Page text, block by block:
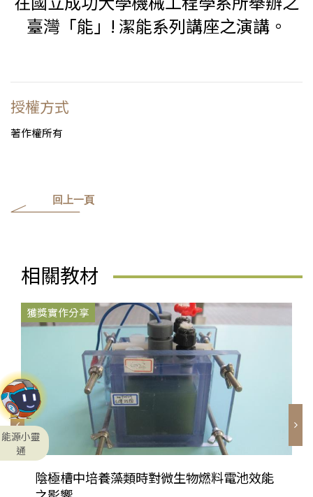
臺灣「能」! 潔能系列講座之演講。
授權方式
著作權所有
回上一頁
相關教材
獲獎實作分享
陰極槽中培養藻類時對微生物燃料電池效能
能源小靈
通